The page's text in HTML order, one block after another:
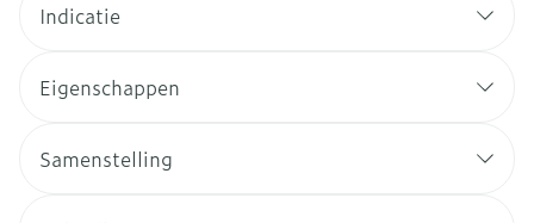
Indicatie
Eigenschappen
Samenstelling